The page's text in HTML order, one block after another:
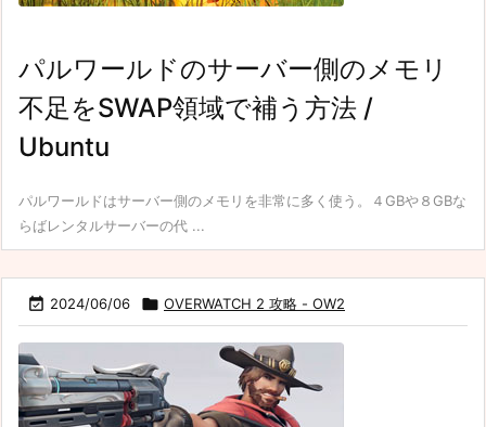
パルワールドのサーバー側のメモリ
不足をSWAP領域で補う方法 /
Ubuntu
パルワールドはサーバー側のメモリを非常に多く使う。４GBや８GBな
らばレンタルサーバーの代 ...
 2024/06/06  OVERWATCH 2 攻略 - OW2